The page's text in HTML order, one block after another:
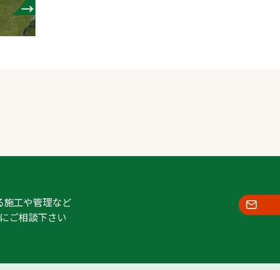
施工や管理など
ご相談下さい